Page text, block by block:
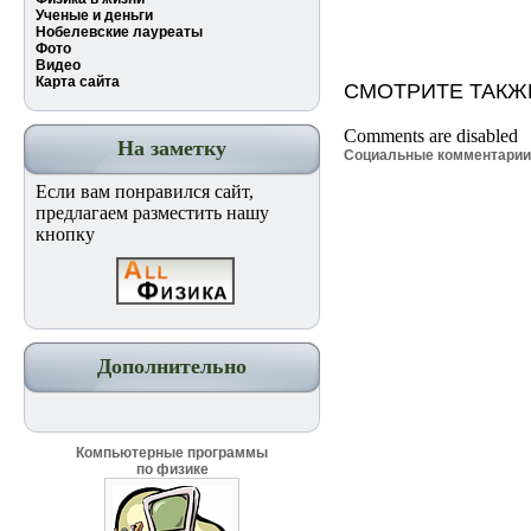
Ученые и деньги
Нобелевские лауреаты
Фото
Видео
Карта сайта
На заметку
Если вам понравился сайт,
предлагаем разместить нашу
кнопку
Дополнительно
Компьютерные программы
по физике
СМОТРИТЕ
Comments are disabled
Социальные комментарии